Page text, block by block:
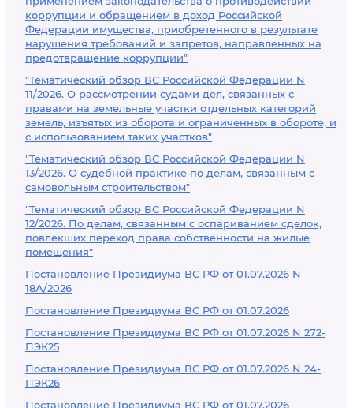
коррупции и обращением в доход Российской
Федерации имущества, приобретенного в результате
нарушения требований и запретов, направленных на
предотвращение коррупции"
"Тематический обзор ВС Российской Федерации N
11/2026. О рассмотрении судами дел, связанных с
правами на земельные участки отдельных категорий
земель, изъятых из оборота и ограниченных в обороте, и
с использованием таких участков"
"Тематический обзор ВС Российской Федерации N
13/2026. О судебной практике по делам, связанным с
самовольным строительством"
"Тематический обзор ВС Российской Федерации N
12/2026. По делам, связанным с оспариванием сделок,
повлекших переход права собственности на жилые
помещения"
Постановление Президиума ВС РФ от 01.07.2026 N
18А/2026
Постановление Президиума ВС РФ от 01.07.2026
Постановление Президиума ВС РФ от 01.07.2026 N 272-
ПЭК25
Постановление Президиума ВС РФ от 01.07.2026 N 24-
ПЭК26
Постановление Президиума ВС РФ от 01.07.2026